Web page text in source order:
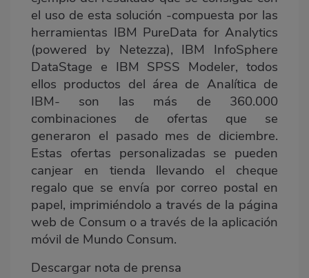
el uso de esta solución -compuesta por las
herramientas IBM PureData for Analytics
(powered by Netezza), IBM InfoSphere
DataStage e IBM SPSS Modeler, todos
ellos productos del área de Analítica de
IBM- son las más de 360.000
combinaciones de ofertas que se
generaron el pasado mes de diciembre.
Estas ofertas personalizadas se pueden
canjear en tienda llevando el cheque
regalo que se envía por correo postal en
papel, imprimiéndolo a través de la página
web de Consum o a través de la aplicación
móvil de Mundo Consum.
Descargar nota de prensa